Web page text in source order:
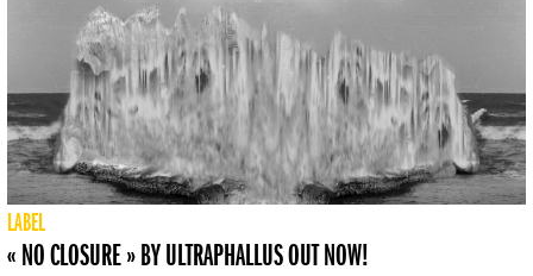
LABEL
« NO CLOSURE » BY ULTRAPHALLUS OUT NOW!